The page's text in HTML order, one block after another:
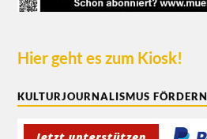
Hier geht es zum Kiosk!
KULTURJOURNALISMUS FÖRDERN